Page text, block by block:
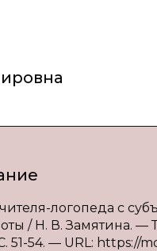
логопеда с
/ Н. В. Замятина. —
54. — URL: https://